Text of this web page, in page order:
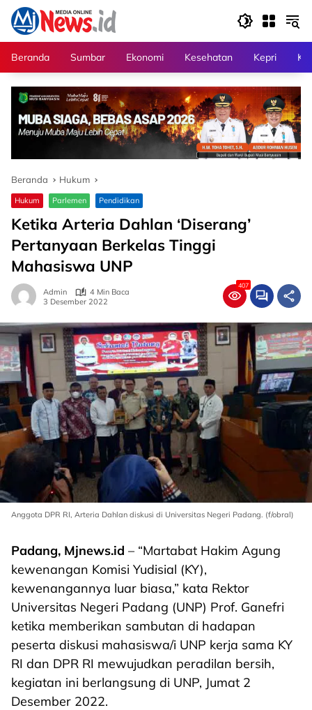
Langsung
konten
Beranda
Sumbar Ekonomi Kesehatan Kepri
Beranda Hukum
Hukum Parlemen Pendidikan
Ketika Arteria Dahlan ‘Diserang’
Pertanyaan Berkelas Tinggi
Mahasiswa UNP
Admin
4 Min Baca
3 Desember 2022
407
Anggota DPR RI, Arteria Dahlan diskusi di Universitas Negeri Padang. (f/obral)
Padang, Mjnews.id – “Martabat Hakim Agung
kewenangan Komisi Yudisial (KY),
kewenangannya luar biasa,” kata Rektor
Universitas Negeri Padang (UNP) Prof. Ganefri
ketika memberikan sambutan di hadapan
peserta diskusi mahasiswa/i UNP kerja sama KY
RI dan DPR RI mewujudkan peradilan bersih,
kegiatan ini berlangsung di UNP, Jumat 2
Desember 2022.